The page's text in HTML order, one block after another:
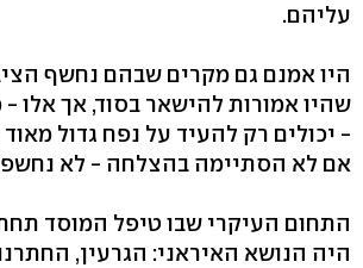
עליהם.
היו אמנם גם מקרים שבהם נחשף
שהיו אמורות להישאר בסוד, אך אלו
- יכולים רק להעיד על נפח גדול
אם לא הסתיימה בהצלחה - לא
התחום העיקרי שבו טיפל המוסד תחת
היה הנושא האיראני: הגרעין,